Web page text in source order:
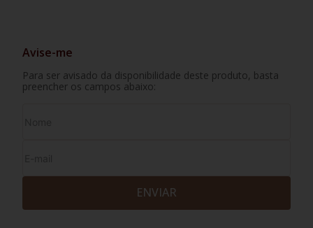
Avise-me
Para ser avisado da disponibilidade deste produto, basta
preencher os campos abaixo:
ENVIAR